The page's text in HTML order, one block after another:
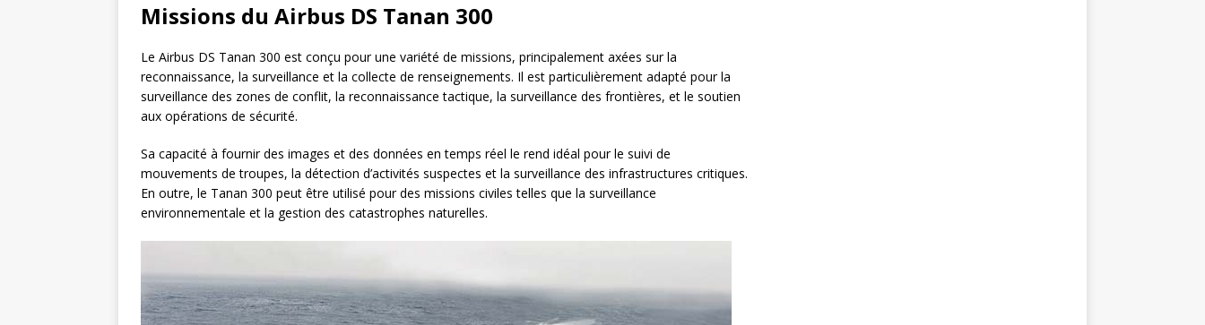
Missions du Airbus DS Tanan 300
Le Airbus DS Tanan 300 est conçu pour une variété de missions, principalement axées sur la
reconnaissance, la surveillance et la collecte de renseignements. Il est particulièrement adapté pour la
surveillance des zones de conflit, la reconnaissance tactique, la surveillance des frontières, et le soutien
aux opérations de sécurité.
Sa capacité à fournir des images et des données en temps réel le rend idéal pour le suivi de
mouvements de troupes, la détection d’activités suspectes et la surveillance des infrastructures critiques.
En outre, le Tanan 300 peut être utilisé pour des missions civiles telles que la surveillance
environnementale et la gestion des catastrophes naturelles.